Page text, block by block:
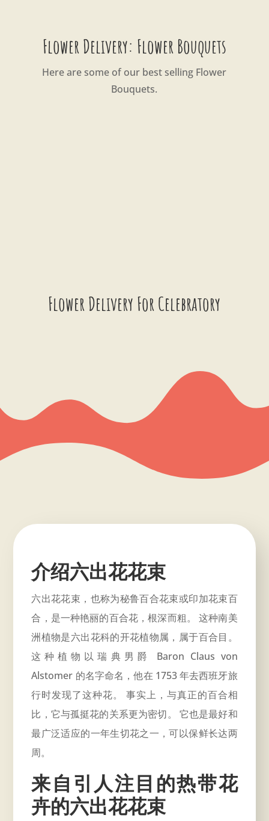
Flower Delivery: Flower Bouquets
Here are some of our best selling Flower
Bouquets.
Flower Delivery For Celebratory
介绍六出花花束
六出花花束，也称为秘鲁百合花束或印加花束百
合，是一种艳丽的百合花，根深而粗。 这种南美
洲植物是六出花科的开花植物属，属于百合目。
这种植物以瑞典男爵 Baron Claus von
Alstomer 的名字命名，他在 1753 年去西班牙旅
行时发现了这种花。 事实上，与真正的百合相
比，它与孤挺花的关系更为密切。 它也是最好和
最广泛适应的一年生切花之一，可以保鲜长达两
周。
来自引人注目的热带花
卉的六出花花束